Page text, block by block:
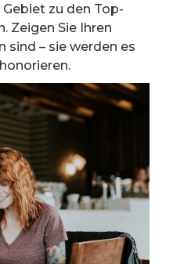
zu den Top-
Zeigen Sie Ihren
sind – sie werden es